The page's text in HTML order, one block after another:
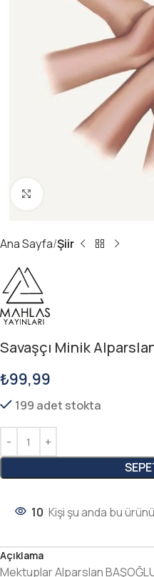
Ana Sayfa Şiir
Savaşçı Minik
₺99,99
199 adet stokta
10 Kişi şu anda bu
Açıklama
Mektuplar Alparslan